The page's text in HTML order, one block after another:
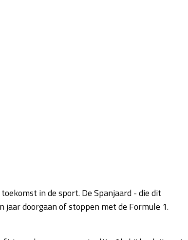
in de sport. De Spanjaard - die dit
doorgaan of stoppen met de Formule 1.